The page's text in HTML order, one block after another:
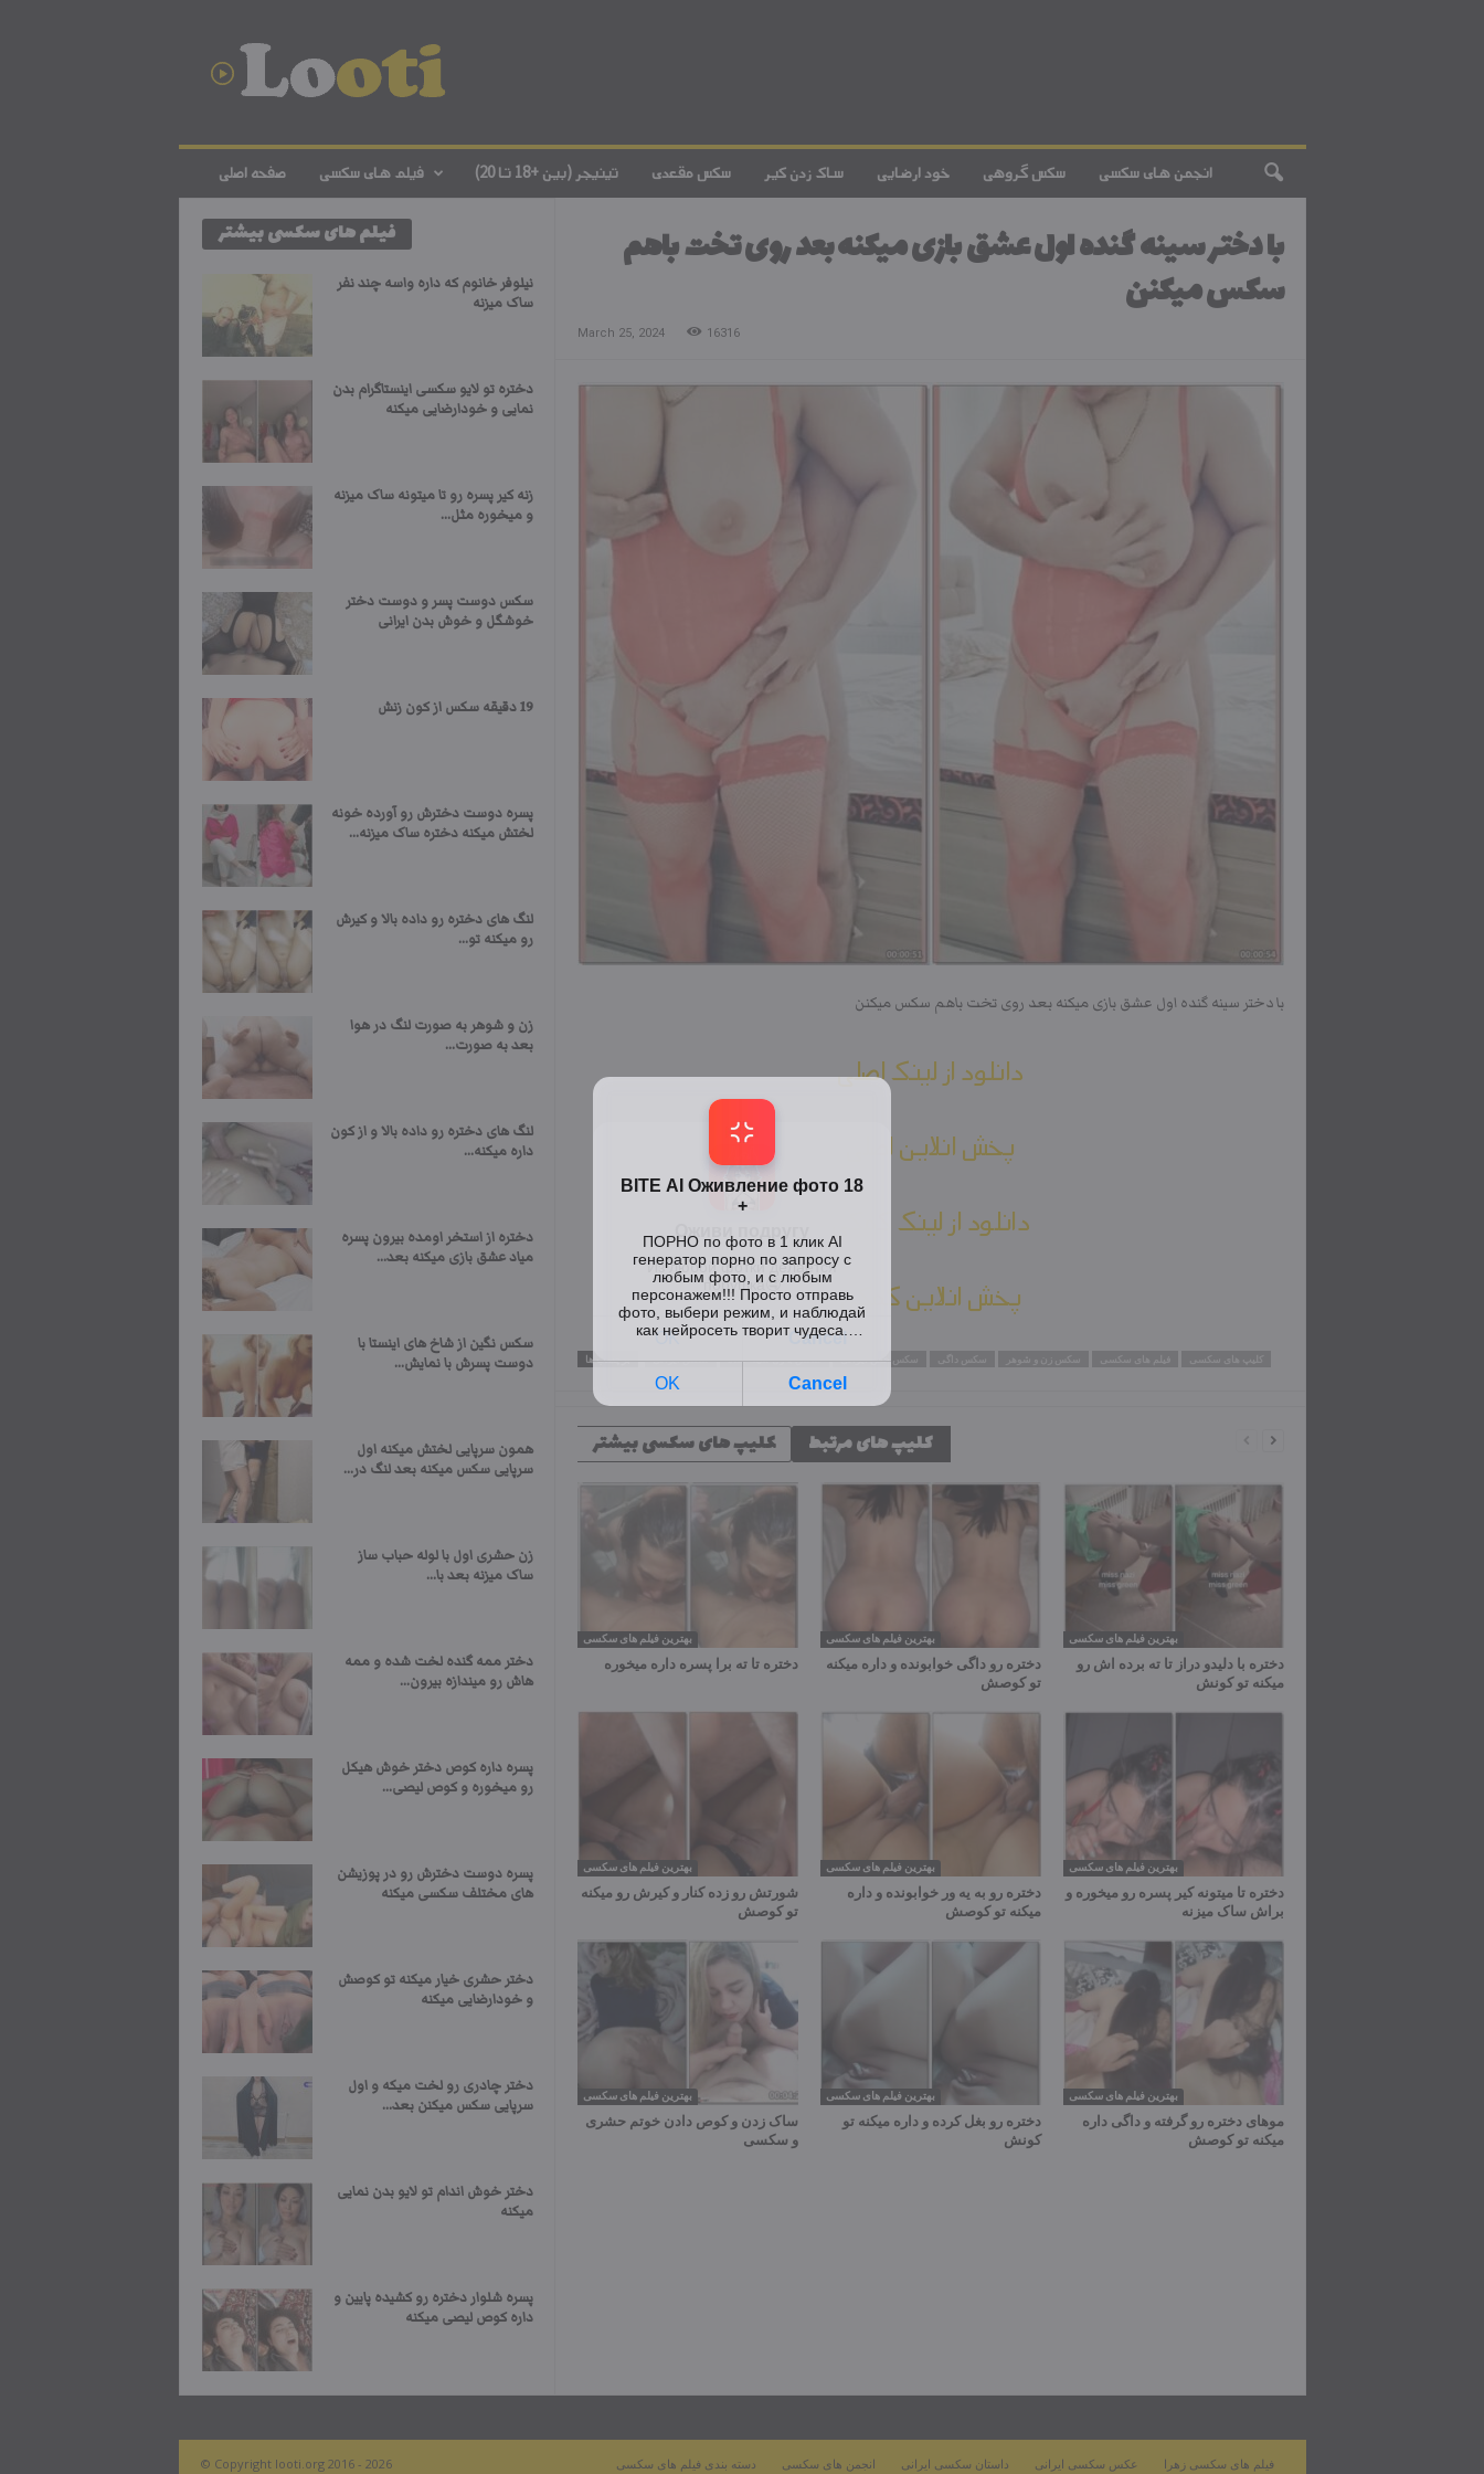
صفحه اصلی فیلم های سکسی تینیجر (بین +18 تا 20) سکس مقعدی ساک زدن کیر خود ارضایی سکس گروهی انجمن های سکسی
با دختر سینه گنده اول عشق بازی میکنه بعد روی تخت باهم
سکس میکنن
March 25, 2024 16316
با دختر سینه گنده اول عشق بازی میکنه بعد روی تخت باهم سکس میکنن
دانلود از لینک اصلی
پخش انلاین اصلی
دانلود از لینک کمکی
پخش انلاین کمکی
برچسب ها سکس ایرانی سکس با زن سینه گنده سکس خفن ایرانی
کلیپ های مرتبط کلیپ های سکسی بیشتر
بهترین فیلم های سکسی
دختره تا ته برا پسره داره میخوره
بهترین فیلم های سکسی
دختره رو داگی خوابونده و داره میکنه
تو کوصش
بهترین فیلم های سکسی
دختره با دلیدو دراز تا ته برده اش رو
میکنه تو کونش
بهترین فیلم های سکسی
شورتش رو زده کنار و کیرش رو میکنه
تو کوصش
بهترین فیلم های سکسی
دختره رو به یه ور خوابونده و داره
میکنه تو کوصش
بهترین فیلم های سکسی
دختره تا میتونه کیر پسره رو میخوره و
براش ساک میزنه
بهترین فیلم های سکسی
ساک زدن و کوص دادن خوتم حشری
و سکسی
بهترین فیلم های سکسی
دختره رو بغل کرده و داره میکنه تو
کونش
بهترین فیلم های سکسی
موهای دختره رو گرفته و داگی داره
میکنه تو کوصش
فیلم های سکسی بیشتر
نيلوفر خانوم که داره واسه چند نفر
ساک ميزنه
دختره تو لایو سکسی اینستاگرام بدن
نمایی و خودارضایی میکنه
زنه کیر پسره رو تا میتونه ساک میزنه
و میخوره مثل...
سکس دوست پسر و دوست دختر
خوشگل و خوش بدن ایرانی
19 دقیقه سکس از کون زنش
پسره دوست دخترش رو آورده خونه
لختش میکنه دختره ساک میزنه...
لنگ های دختره رو داده بالا و کیرش
رو میکنه تو...
زن و شوهر به صورت لنگ در هوا
بعد به صورت...
لنگ های دختره رو داده بالا و از کون
داره میکنه...
دختره از استخر اومده بیرون پسره
میاد عشق بازی میکنه بعد...
سکس نگین از شاخ های اینستا با
دوست پسرش با نمایش...
همون سرپایی لختش میکنه اول
سرپایی سکس میکنه بعد لنگ در...
زن حشری اول با لوله حباب ساز
ساک میزنه بعد با...
دختر ممه گنده لخت شده و ممه
هاش رو میندازه بیرون...
پسره داره کوص دختر خوش هیکل
رو میخوره و کوص لیصی...
پسره دوست دخترش رو در پوزیشن
های مختلف سکسی میکنه
دختر حشری خیار میکنه تو کوصش
و خودارضایی میکنه
دختر چادری رو لخت میکه و اول
سرپایی سکس میکنن بعد...
دختر خوش اندام تو لایو بدن نمایی
میکنه
پسره شلوار دختره رو کشیده پایین و
داره کوص لیصی میکنه
دسته بندی فیلم های سکسی انجمن های سکسی داستان سکسی ایرانی عکس سکسی ایرانی فیلم های سکسی زهرا © Copyright looti.org 2016 - 2026